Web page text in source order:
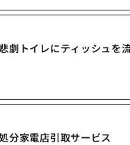
劇トイレにティッシュを
分家電店引取サービス